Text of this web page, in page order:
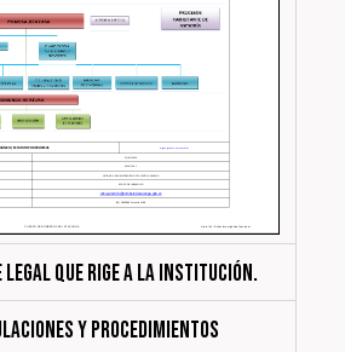
QUE RIGE A LA INSTITUCIÓN.
Y PROCEDIMIENTOS